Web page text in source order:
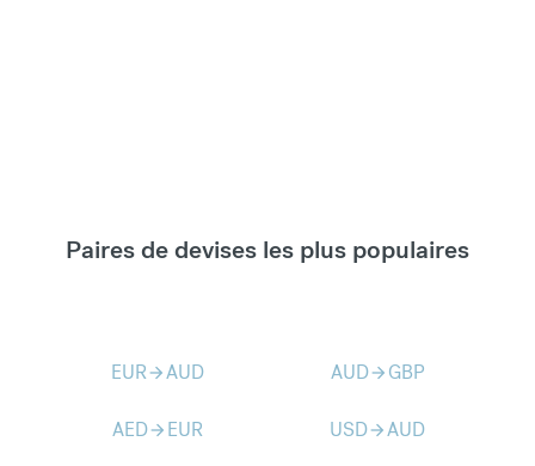
Paires de devises les plus populaires
EURarrow_forwardAUD AUDarrow_forward GBP
AEDarrow_forward EUR USDarrow_forwardAUD